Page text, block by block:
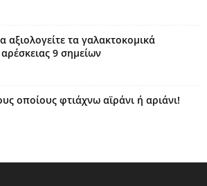
αξιολογείτε τα γαλακτοκομικά
9 σημείων
οποίους φτιάχνω αϊράνι ή αριάνι!